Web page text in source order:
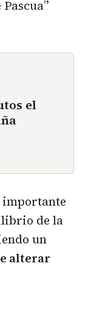
el
importante
de la
un
alterar